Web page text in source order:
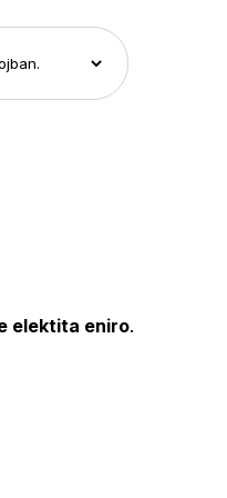
elektita eniro.